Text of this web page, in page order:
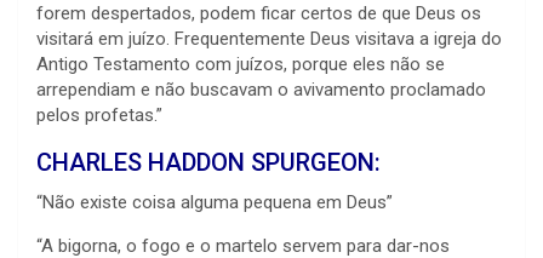
forem despertados, podem ficar certos de que Deus os
visitará em juízo. Frequentemente Deus visitava a igreja do
Antigo Testamento com juízos, porque eles não se
arrependiam e não buscavam o avivamento proclamado
pelos profetas.”
CHARLES HADDON SPURGEON:
“Não existe coisa alguma pequena em Deus”
“A bigorna, o fogo e o martelo servem para dar-nos